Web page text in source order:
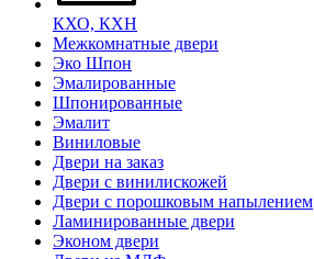
КХО, КХН
Межкомнатные двери
Эко Шпон
Эмалированные
Шпонированные
Эмалит
Виниловые
Двери на заказ
Двери с винилискожей
Двери с порошковым напылением
Ламинированные двери
Эконом двери